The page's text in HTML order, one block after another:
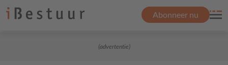
Abonneer nu
(advertentie)